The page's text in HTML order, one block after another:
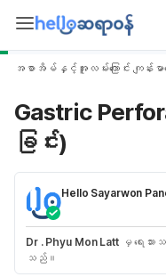
အစာအိမ်နှင့်အူလမ်းကြောင်း ကျန်းမာရ
Gastric
ခြင်း)
Hello Sayarwon
Dr . Phyu Mon Lattမှ ရေးသာ
သည်။